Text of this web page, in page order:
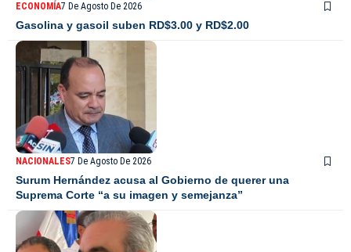
ECONOMÍA7 De Agosto De 2026
Gasolina y gasoil suben RD$3.00 y RD$2.00
NACIONALES7 De Agosto De 2026
Surum Hernández acusa al Gobierno de querer una
Suprema Corte “a su imagen y semejanza”